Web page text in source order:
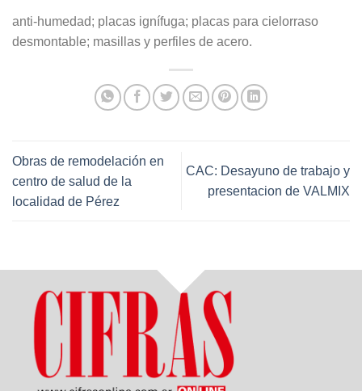
anti-humedad; placas ignífuga; placas para cielorraso
desmontable; masillas y perfiles de acero.
Obras de remodelación en
centro de salud de la
localidad de Pérez
CAC: Desayuno de trabajo y
presentacion de VALMIX